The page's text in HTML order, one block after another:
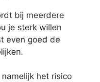
bij meerdere
je sterk willen
even goed de
het risico